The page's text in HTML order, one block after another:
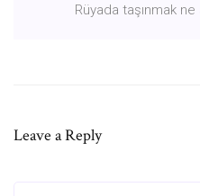
Rüyada taşınmak
Leave a Reply